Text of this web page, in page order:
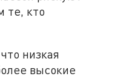
те, кто
низкая
высокие